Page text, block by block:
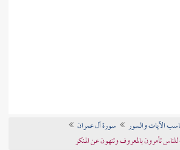
الآيات والسور
سورة آل عمران
تأمرون بالمعروف وتنهون عن المنكر